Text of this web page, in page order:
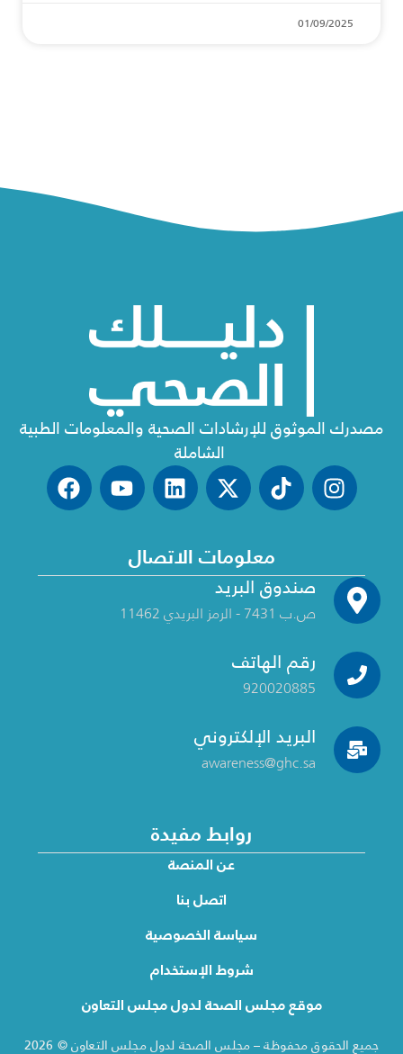
01/09/2025
روابط مفيدة
عن المنصة
اتصل بنا
سياسة الخصوصية
شروط الإستخدام
موقع مجلس الصحة لدول مجلس التعاون
جميع الحقوق محفوظة – مجلس الصحة لدول مجلس التعاون © 2026
معلومات الاتصال
صندوق البريد
ص.ب 7431 - الرمز البريدي 11462
رقم الهاتف
920020885
البريد الإلكتروني
awareness@ghc.sa
مصدرك الموثوق للإرشادات الصحية والمعلومات الطبية